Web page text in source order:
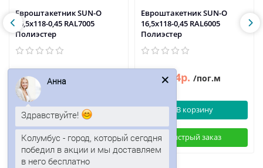
Евроштакетник SUN-O
16,5х118-0,45 RAL7005
Полиэстер
99р. /пог.м
В корзину
Быстрый заказ
Евроштакетник SUN-O
16,5х118-0,45 RAL6005
Полиэстер
94р. /пог.м
В корзину
Быстрый заказ
Анна
Здравствуйте!
Колумбус - город, который сегодня
победил в акции и мы доставляем
в него бесплатно